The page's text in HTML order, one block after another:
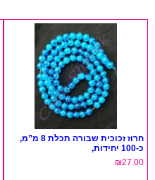
חרוז זכוכית שבורה תכלת 8 מ”מ,
כ-100 יחידות,
₪27.00